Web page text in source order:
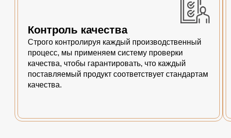
Контроль качества
Строго контролируя каждый производственный
процесс, мы применяем систему проверки
качества, чтобы гарантировать, что каждый
поставляемый продукт соответствует стандартам
качества.